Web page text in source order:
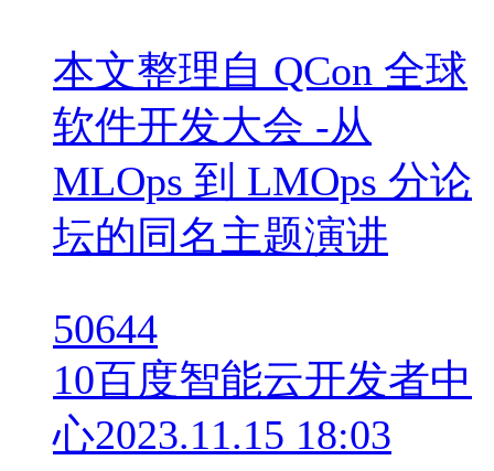
本文整理自 QCon 全球
软件开发大会 -从
MLOps 到 LMOps 分论
坛的同名主题演讲
50644
10百度智能云开发者中
心2023.11.15 18:03